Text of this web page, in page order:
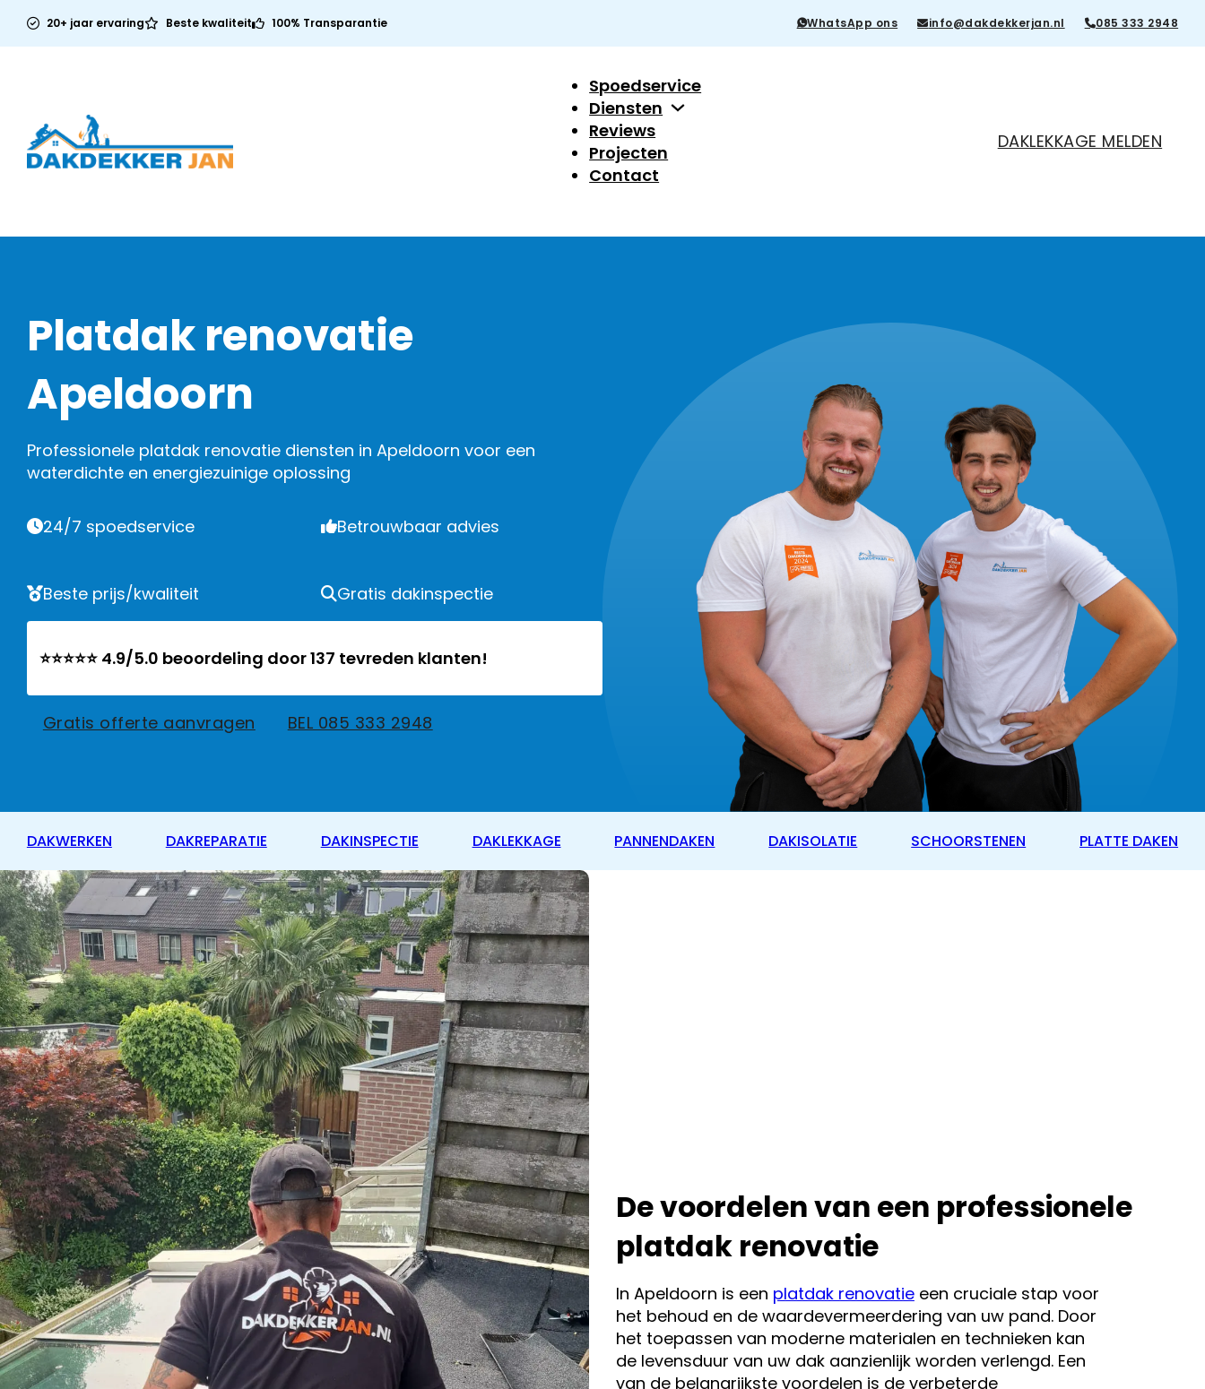
20+ jaar ervaring Beste kwaliteit 100% Transparantie WhatsApp ons info@dakdekkerjan.nl 085 333 2948
Spoedservice
Diensten
Reviews
Projecten
Contact
DAKLEKKAGE MELDEN
Platdak renovatie
Apeldoorn
Professionele platdak renovatie diensten in Apeldoorn voor een
waterdichte en energiezuinige oplossing
24/7 spoedservice Betrouwbaar advies
Beste prijs/kwaliteit Gratis dakinspectie
⭐⭐⭐⭐⭐ 4.9/5.0 beoordeling door 137 tevreden klanten!
Gratis offerte aanvragen BEL 085 333 2948
DAKWERKEN DAKREPARATIE DAKINSPECTIE DAKLEKKAGE PANNENDAKEN DAKISOLATIE SCHOORSTENEN PLATTE DAKEN
De voordelen van een professionele
platdak renovatie
In Apeldoorn is een platdak renovatieeen cruciale stap voor
het behoud en de waardevermeerdering van uw pand. Door
het toepassen van moderne materialen en technieken kan
de levensduur van uw dak aanzienlijk worden verlengd. Een
van de belangrijkste voordelen is de verbeterde